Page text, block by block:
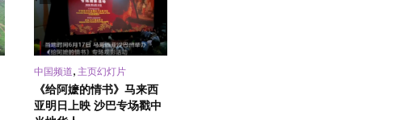
中国频道 主页幻灯片
《给阿嬷的情书》马来西
亚明日上映 沙巴专场戳中